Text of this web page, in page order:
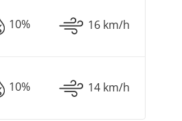
10% 16 km/h
10% 14 km/h